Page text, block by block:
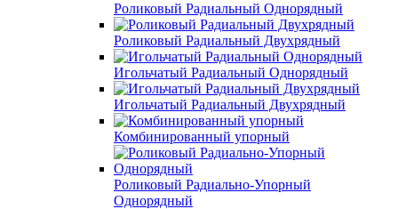
Роликовый Радиальный Однорядный
Роликовый Радиальный Двухрядный
Игольчатый Радиальный Однорядный
Игольчатый Радиальный Двухрядный
Комбинированный упорный
Роликовый Радиально-Упорный
Однорядный